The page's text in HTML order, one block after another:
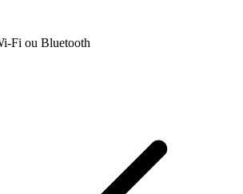
Fi ou Bluetooth